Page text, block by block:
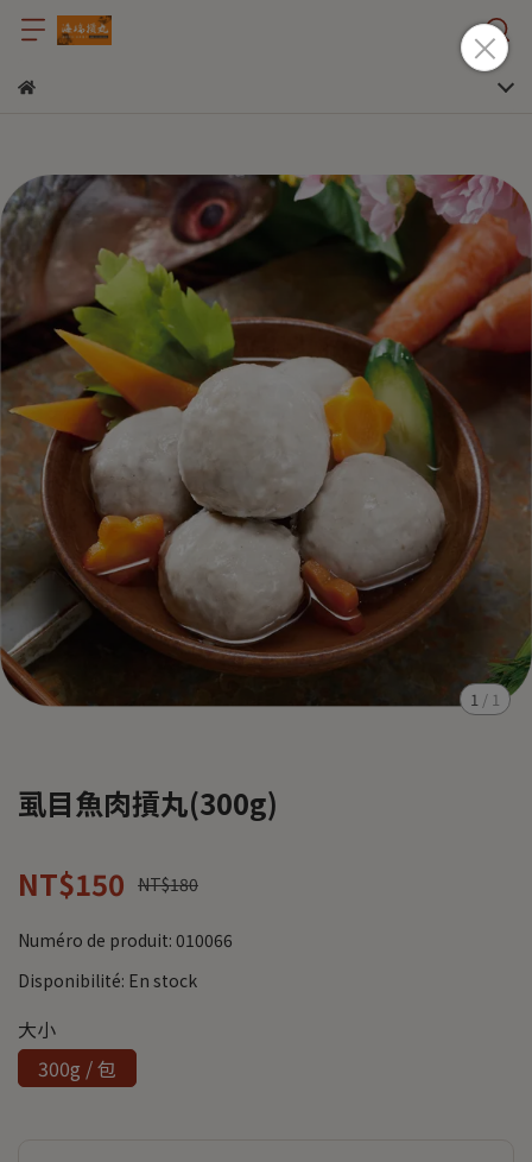
1 / 1
虱目魚肉摃丸(300g)
NT$150 NT$180
Numéro de produit: 010066
Disponibilité: En stock
大小
300g / 包